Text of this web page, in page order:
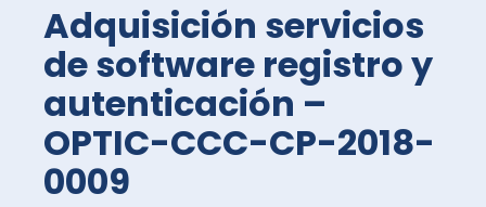
Adquisición servicios
de software registro y
autenticación –
OPTIC-CCC-CP-2018-
0009